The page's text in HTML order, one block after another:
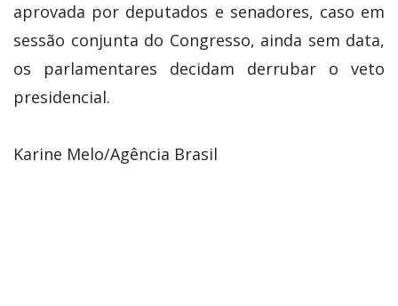
aprovada por deputados e senadores, caso em
sessão conjunta do Congresso, ainda sem data,
os parlamentares decidam derrubar o veto
presidencial.
Karine Melo/Agência Brasil